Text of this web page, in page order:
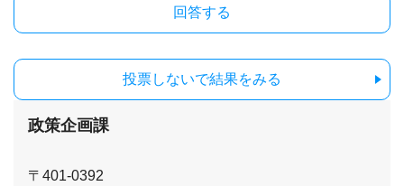
投票しないで結果をみる
政策企画課
〒401-0392